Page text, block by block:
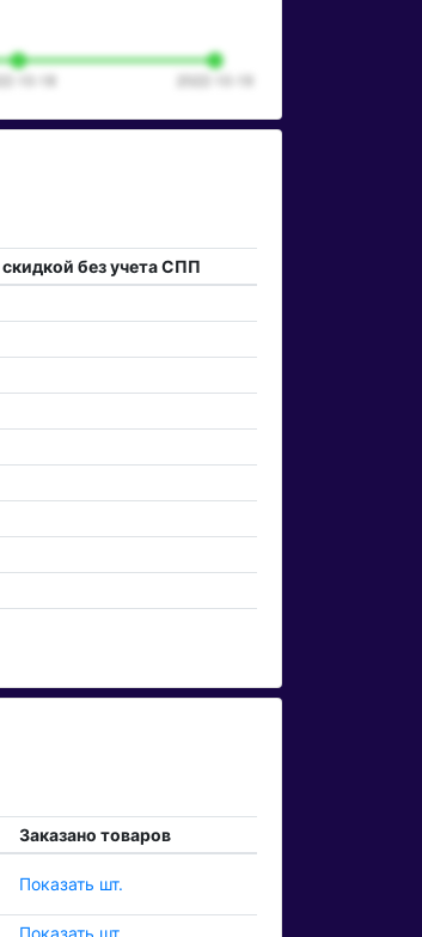
без учета СПП
Заказано товаров
Показать шт.